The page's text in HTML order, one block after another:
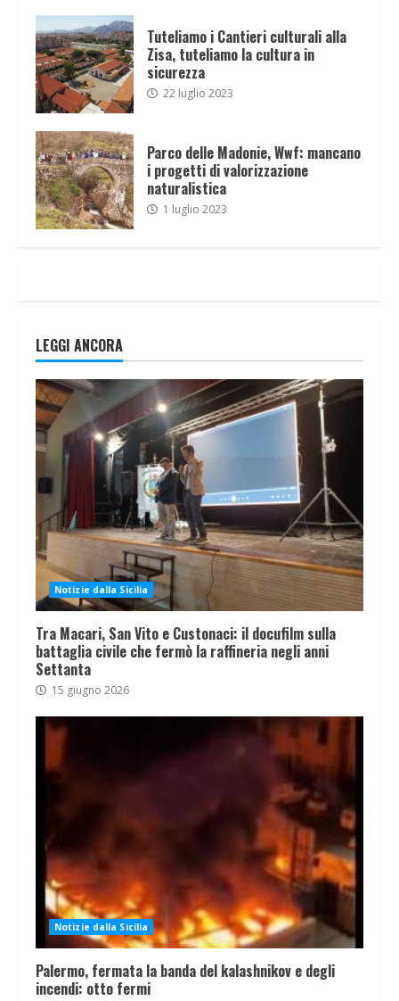
Tuteliamo i Cantieri culturali alla
Zisa, tuteliamo la cultura in
sicurezza
22 luglio 2023
Parco delle Madonie, Wwf: mancano
i progetti di valorizzazione
naturalistica
1 luglio 2023
LEGGI ANCORA
Notizie dalla Sicilia
Tra Macari, San Vito e Custonaci: il docufilm sulla
battaglia civile che fermò la raffineria negli anni
Settanta
15 giugno 2026
Notizie dalla Sicilia
Palermo, fermata la banda del kalashnikov e degli
incendi: otto fermi